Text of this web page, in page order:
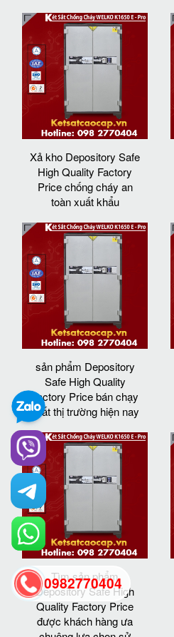
Xả kho Depository Safe
High Quality Factory
Price chống cháy an
toàn xuất khẩu
sản phẩm Depository
Safe High Quality
Factory Price bán chạy
nhất thị trường hiện nay
Tìm sản phẩm
Depository Safe High
Quality Factory Price
được khách hàng ưa
0982770404